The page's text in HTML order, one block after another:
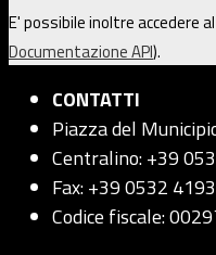
E' possibile inoltre accedere
Documentazione API).
CONTATTI
Piazza del
Centralino: +39
Fax: +39 0532
Codice fiscale: